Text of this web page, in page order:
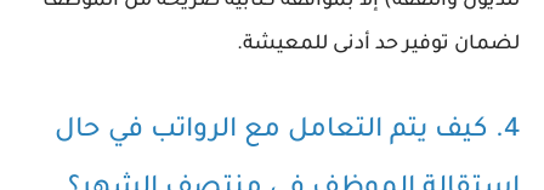
لضمان توفير حد أدنى للمعيشة.
4. كيف يتم التعامل مع الرواتب في حال